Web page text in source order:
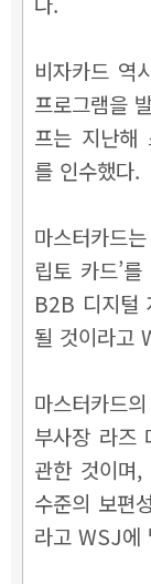
비자카드 역
프로그램을
프는 지난해
를 인수했다.
마스터카드
립토 카드’
B2B 디지털
될 것이라고
마스터카드
부사장 라즈
관한 것이며
수준의 보편
라고 WSJ에